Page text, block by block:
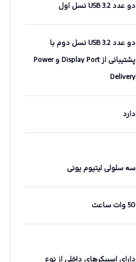
دو عدد USB 3.2 نسل اول
دو عدد USB 3.2 نسل دوم با
پشتیبانی از Display Port و Power
Delivery
دارد
سه سلولی لیتیوم یونی
50 وات ساعت
دارای اسپیکرهای داخلی از نوع